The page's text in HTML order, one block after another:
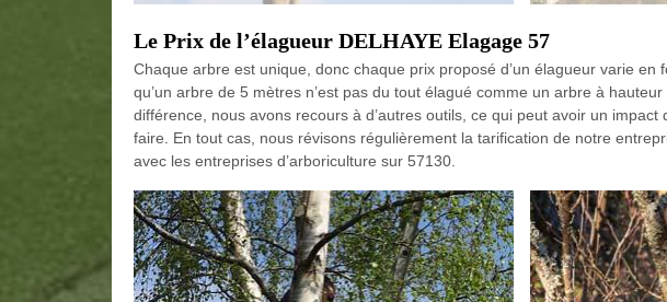
Le Prix de l’élagueur DELHAYE Elagage 57
Chaque arbre est unique, donc chaque prix proposé d’un élagueur varie en
qu’un arbre de 5 mètres n’est pas du tout élagué comme un arbre à
différence, nous avons recours à d’autres outils, ce qui peut avoir un impact
faire. En tout cas, nous révisons régulièrement la tarification de notre
avec les entreprises d’arboriculture sur 57130.